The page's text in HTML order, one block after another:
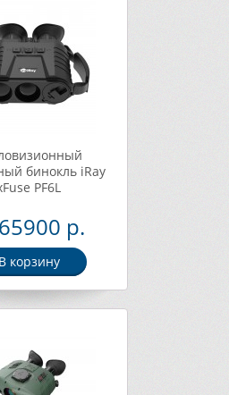
бинокль iRay
PF6L
р.
В корзину